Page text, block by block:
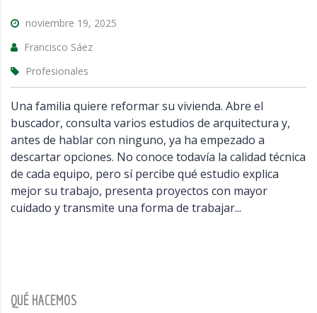
noviembre 19, 2025
Francisco Sáez
Profesionales
Una familia quiere reformar su vivienda. Abre el
buscador, consulta varios estudios de arquitectura y,
antes de hablar con ninguno, ya ha empezado a
descartar opciones. No conoce todavía la calidad técnica
de cada equipo, pero sí percibe qué estudio explica
mejor su trabajo, presenta proyectos con mayor
cuidado y transmite una forma de trabajar...
QUÉ HACEMOS